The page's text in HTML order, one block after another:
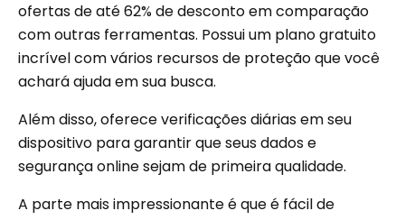
ofertas de até 62% de desconto em comparação
com outras ferramentas. Possui um plano gratuito
incrível com vários recursos de proteção que você
achará ajuda em sua busca.
Além disso, oferece verificações diárias em seu
dispositivo para garantir que seus dados e
segurança online sejam de primeira qualidade.
A parte mais impressionante é que é fácil de